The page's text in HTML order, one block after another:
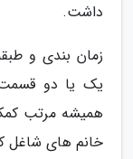
داشت.
زمان بندی و
یک یا دو قسمت
همیشه مرتب
خانم های شاغل